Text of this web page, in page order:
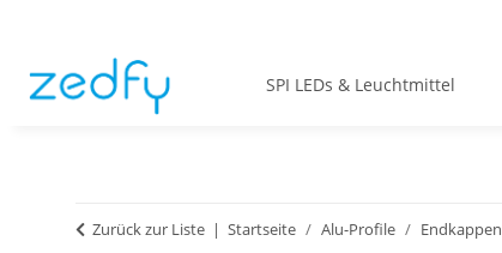
SPI LEDs & Leuchtmittel
Zurück zur Liste Startseite Alu-Profile Endkappen